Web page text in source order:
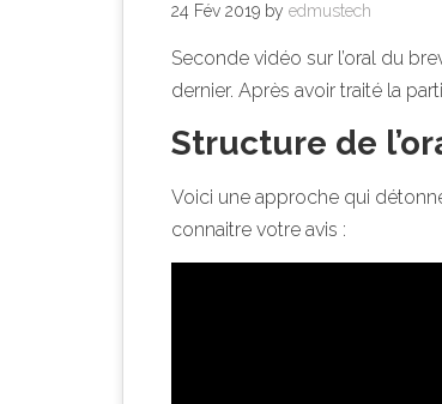
24 Fév 2019 by edmustech
Seconde vidéo sur l’oral du
dernier. Après avoir traité la
Structure de
Voici une approche qui
connaitre votre avis :